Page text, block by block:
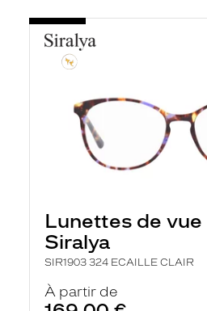
Lunettes de vue
Siralya
SIR1903 324 ECAILLE CLAIR
À partir de